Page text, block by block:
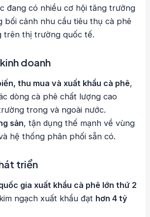
đang có nhiều cơ hội tăng trưởng
bối cảnh nhu cầu tiêu thụ cà phê
trên thị trường quốc tế.
doanh
thu mua và xuất khẩu cà phê,
dòng cà phê chất lượng cao
trong và ngoài nước.
sản, tận dụng thế mạnh về vùng
hệ thống phân phối sẵn có.
triển
gia xuất khẩu cà phê lớn thứ 2
ngạch xuất khẩu đạt hơn 4 tỷ